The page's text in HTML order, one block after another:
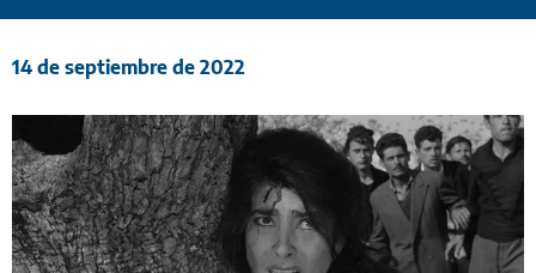
14 de septiembre de 2022